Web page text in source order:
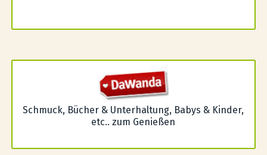
Schmuck, Bücher & Unterhaltung, Babys & Kinder,
etc.. zum Genießen